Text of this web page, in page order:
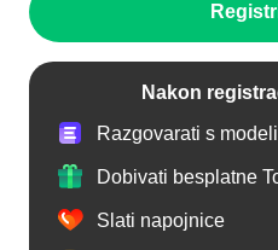
Nakon
Razgovarati s
Dobivati besplatne
Slati napojnice